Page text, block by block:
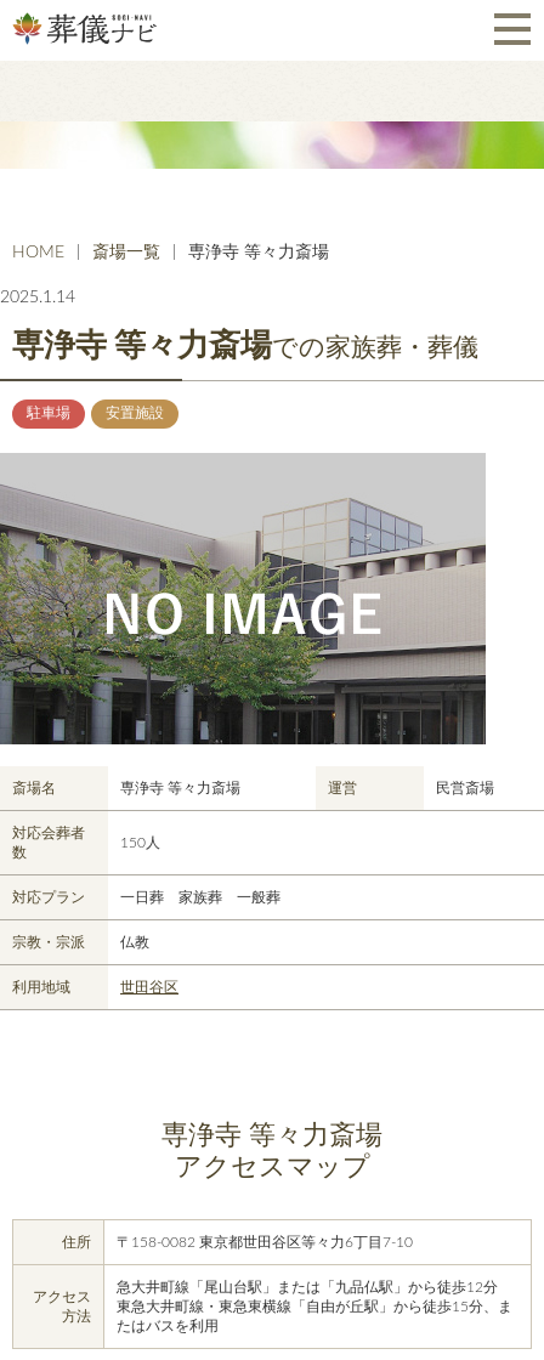
HOME 斎場一覧 専浄寺 等々力斎場
2025.1.14
専浄寺 等々力斎場での家族葬・葬儀
駐車場 安置施設
斎場名 専浄寺 等々力斎場 運営 民営斎場
対応会葬者
数
150人
対応プラン 一日葬 家族葬 一般葬
宗教・宗派 仏教
利用地域 世田谷区
専浄寺 等々力斎場
アクセスマップ
住所 〒158-0082 東京都世田谷区等々力6丁目7-10
アクセス
方法
急大井町線「尾山台駅」または「九品仏駅」から徒歩12分
東急大井町線・東急東横線「自由が丘駅」から徒歩15分、ま
たはバスを利用